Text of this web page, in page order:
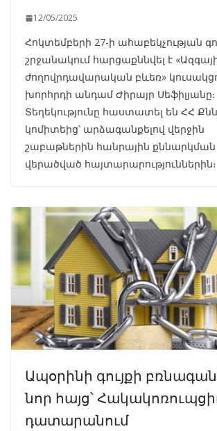
12/05/2025
Հոկտեմբերի 27-ի ահաբեկչության
շրջանակում հարցաքննվել է
ժողովրդավարական բևեռ»
խորհրդի անդամ Ժիրայր Սեֆիլյանը։
Տեղեկությունը հաստատել են ՀՀ
կոմիտեից՝ արձագանքելով վերջին
շաբաթներին հանրային քննարկման
վերածված հայտարարություններին։
Ապօրինի գույքի
նոր հայց՝
դատարանում